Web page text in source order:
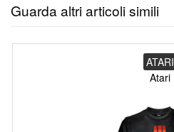
Guarda altri articoli simili
ATARI
Atari